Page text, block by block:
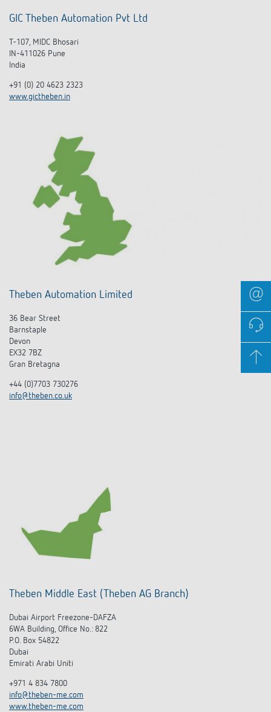
GIC Theben Automation Pvt Ltd
T-107, MIDC Bhosari
IN-411026 Pune
India
+91 (0) 20 4623 2323
www.gictheben.in
Theben Automation Limited
36 Bear Street
Barnstaple
Devon
EX32 7BZ
Gran Bretagna
+44 (0)7703 730276
info@theben.co.uk
Theben Middle East (Theben AG Branch)
Dubai Airport Freezone-DAFZA
6WA Building, Office No.: 822
P.O. Box 54822
Dubai
Emirati Arabi Uniti
+971 4 834 7800
info@theben-me.com
www.theben-me.com